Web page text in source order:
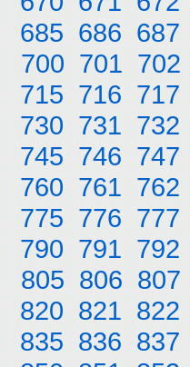
685 686 687
700 701 702
715 716 717
730 731 732
745 746 747
760 761 762
775 776 777
790 791 792
805 806 807
820 821 822
835 836 837